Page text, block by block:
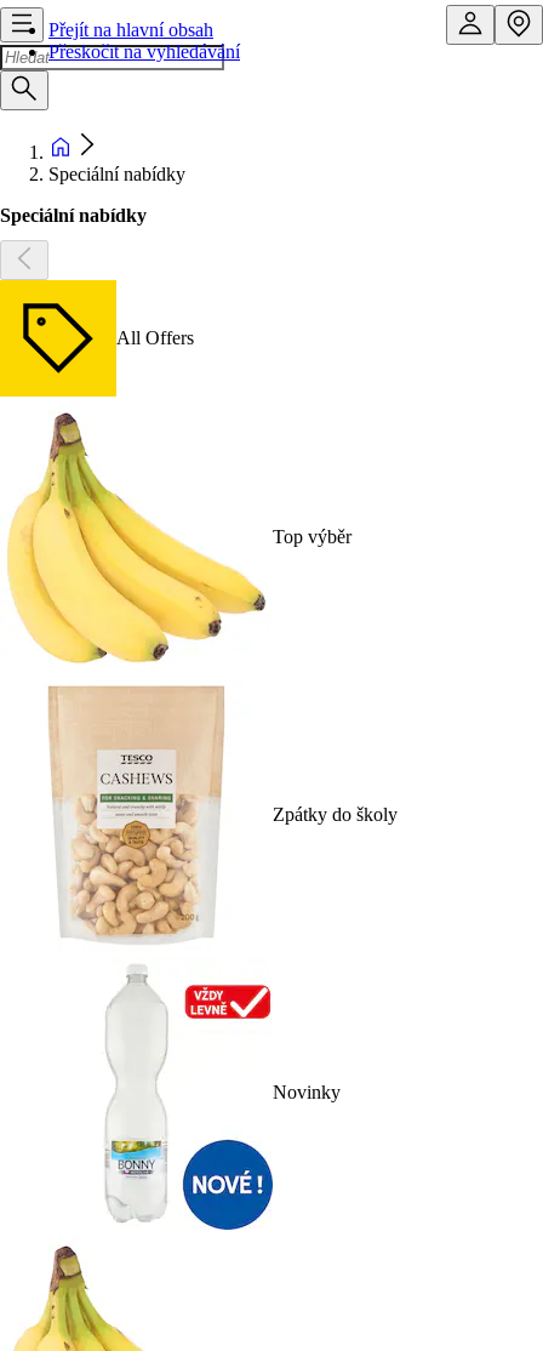
Přejít na hlavní obsah
Přeskočit na vyhledávání
Speciální nabídky
Speciální nabídky
All Offers
Top výběr
Zpátky do školy
Novinky